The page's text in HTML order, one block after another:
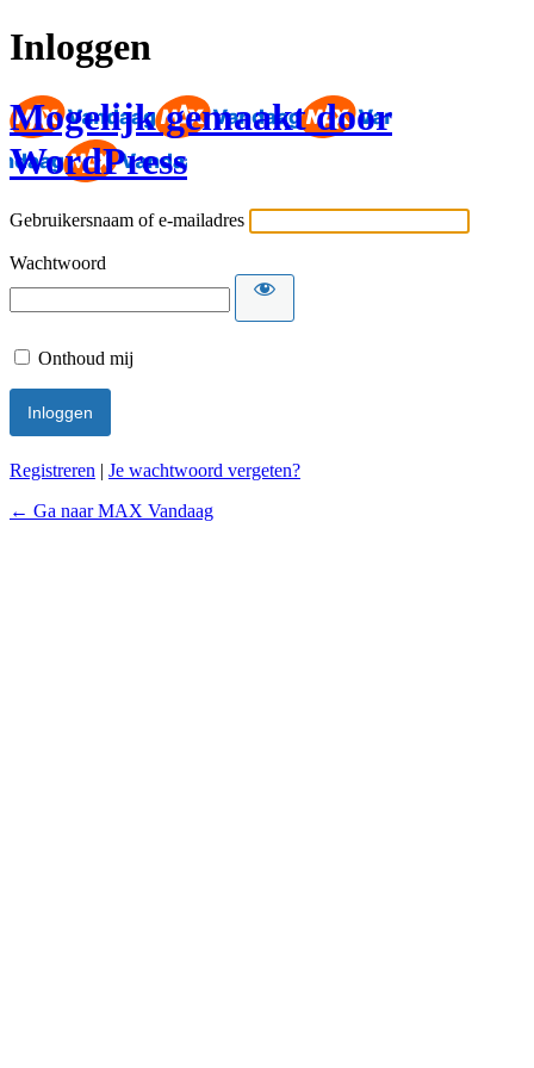
Inloggen
Mogelijk gemaakt door
WordPress
Gebruikersnaam of e-mailadres
Wachtwoord
Onthoud mij
Registreren | Je wachtwoord vergeten?
← Ga naar MAX Vandaag